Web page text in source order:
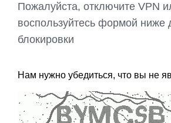
Пожалуйста, отключите VPN
воспользуйтесь формой ниже
блокировки
Нам нужно убедиться, что вы не